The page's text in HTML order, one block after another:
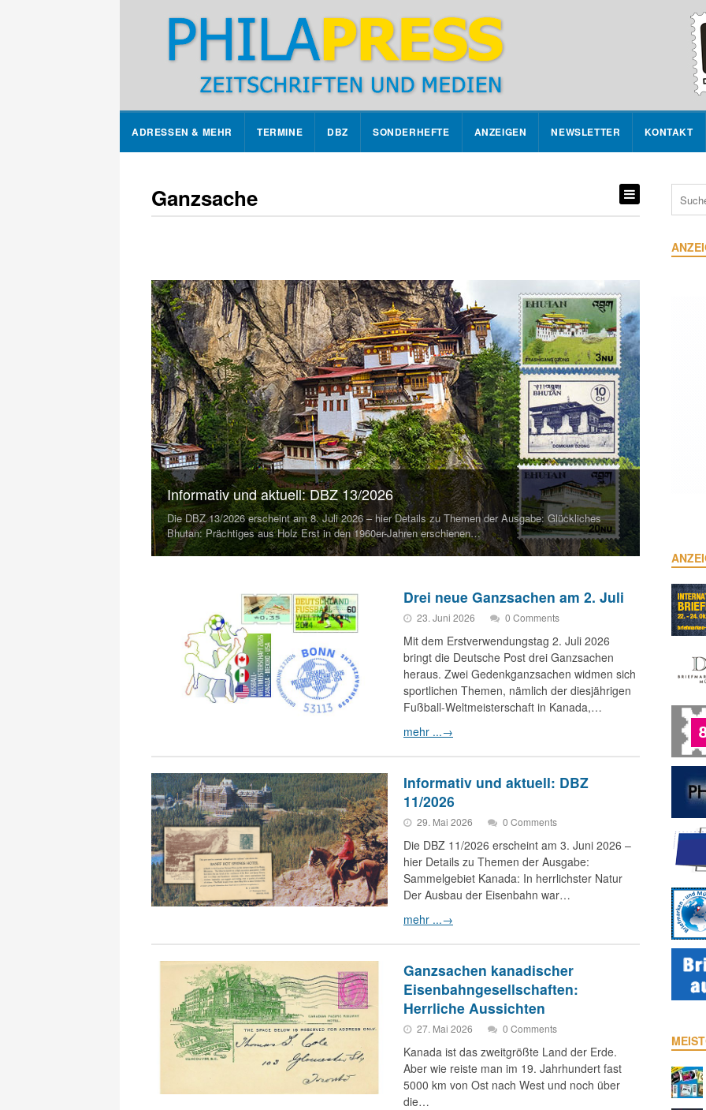
ADRESSEN & MEHR TERMINE DBZ SONDERHEFTE ANZEIGEN NEWSLETTER KONTAKT
Ganzsache
Informativ und aktuell: DBZ 13/2026
Die DBZ 13/2026 erscheint am 8. Juli 2026 – hier Details zu Themen der Ausgabe: Glückliches
Bhutan: Prächtiges aus Holz Erst in den 1960er-Jahren erschienen…
Drei neue Ganzsachen am 2. Juli
23. Juni 2026 0 Comments
Mit dem Erstverwendungstag 2. Juli 2026
bringt die Deutsche Post drei Ganzsachen
heraus. Zwei Gedenkganzsachen widmen sich
sportlichen Themen, nämlich der diesjährigen
Fußball-Weltmeisterschaft in Kanada,…
mehr ...→
Informativ und aktuell: DBZ
11/2026
29. Mai 2026 0 Comments
Die DBZ 11/2026 erscheint am 3. Juni 2026 –
hier Details zu Themen der Ausgabe:
Sammelgebiet Kanada: In herrlichster Natur
Der Ausbau der Eisenbahn war…
mehr ...→
Ganzsachen kanadischer
Eisenbahngesellschaften:
Herrliche Aussichten
27. Mai 2026 0 Comments
Kanada ist das zweitgrößte Land der Erde.
Aber wie reiste man im 19. Jahrhundert fast
5000 km von Ost nach West und noch über
die…